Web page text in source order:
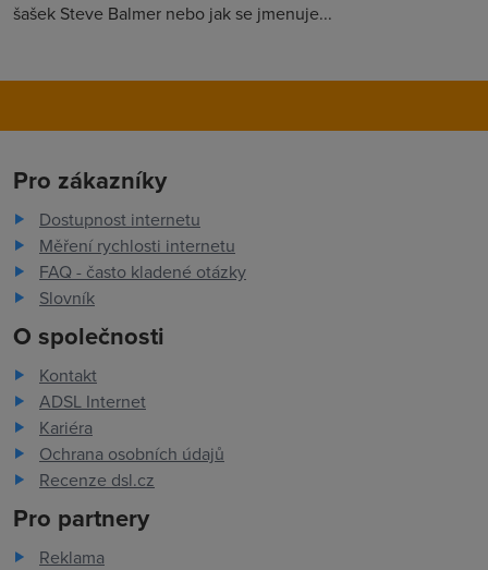
šašek Steve Balmer nebo jak se jmenuje...
Pro zákazníky
Dostupnost internetu
Měření rychlosti internetu
FAQ - často kladené otázky
Slovník
O společnosti
Kontakt
ADSL Internet
Kariéra
Ochrana osobních údajů
Recenze dsl.cz
Pro partnery
Reklama